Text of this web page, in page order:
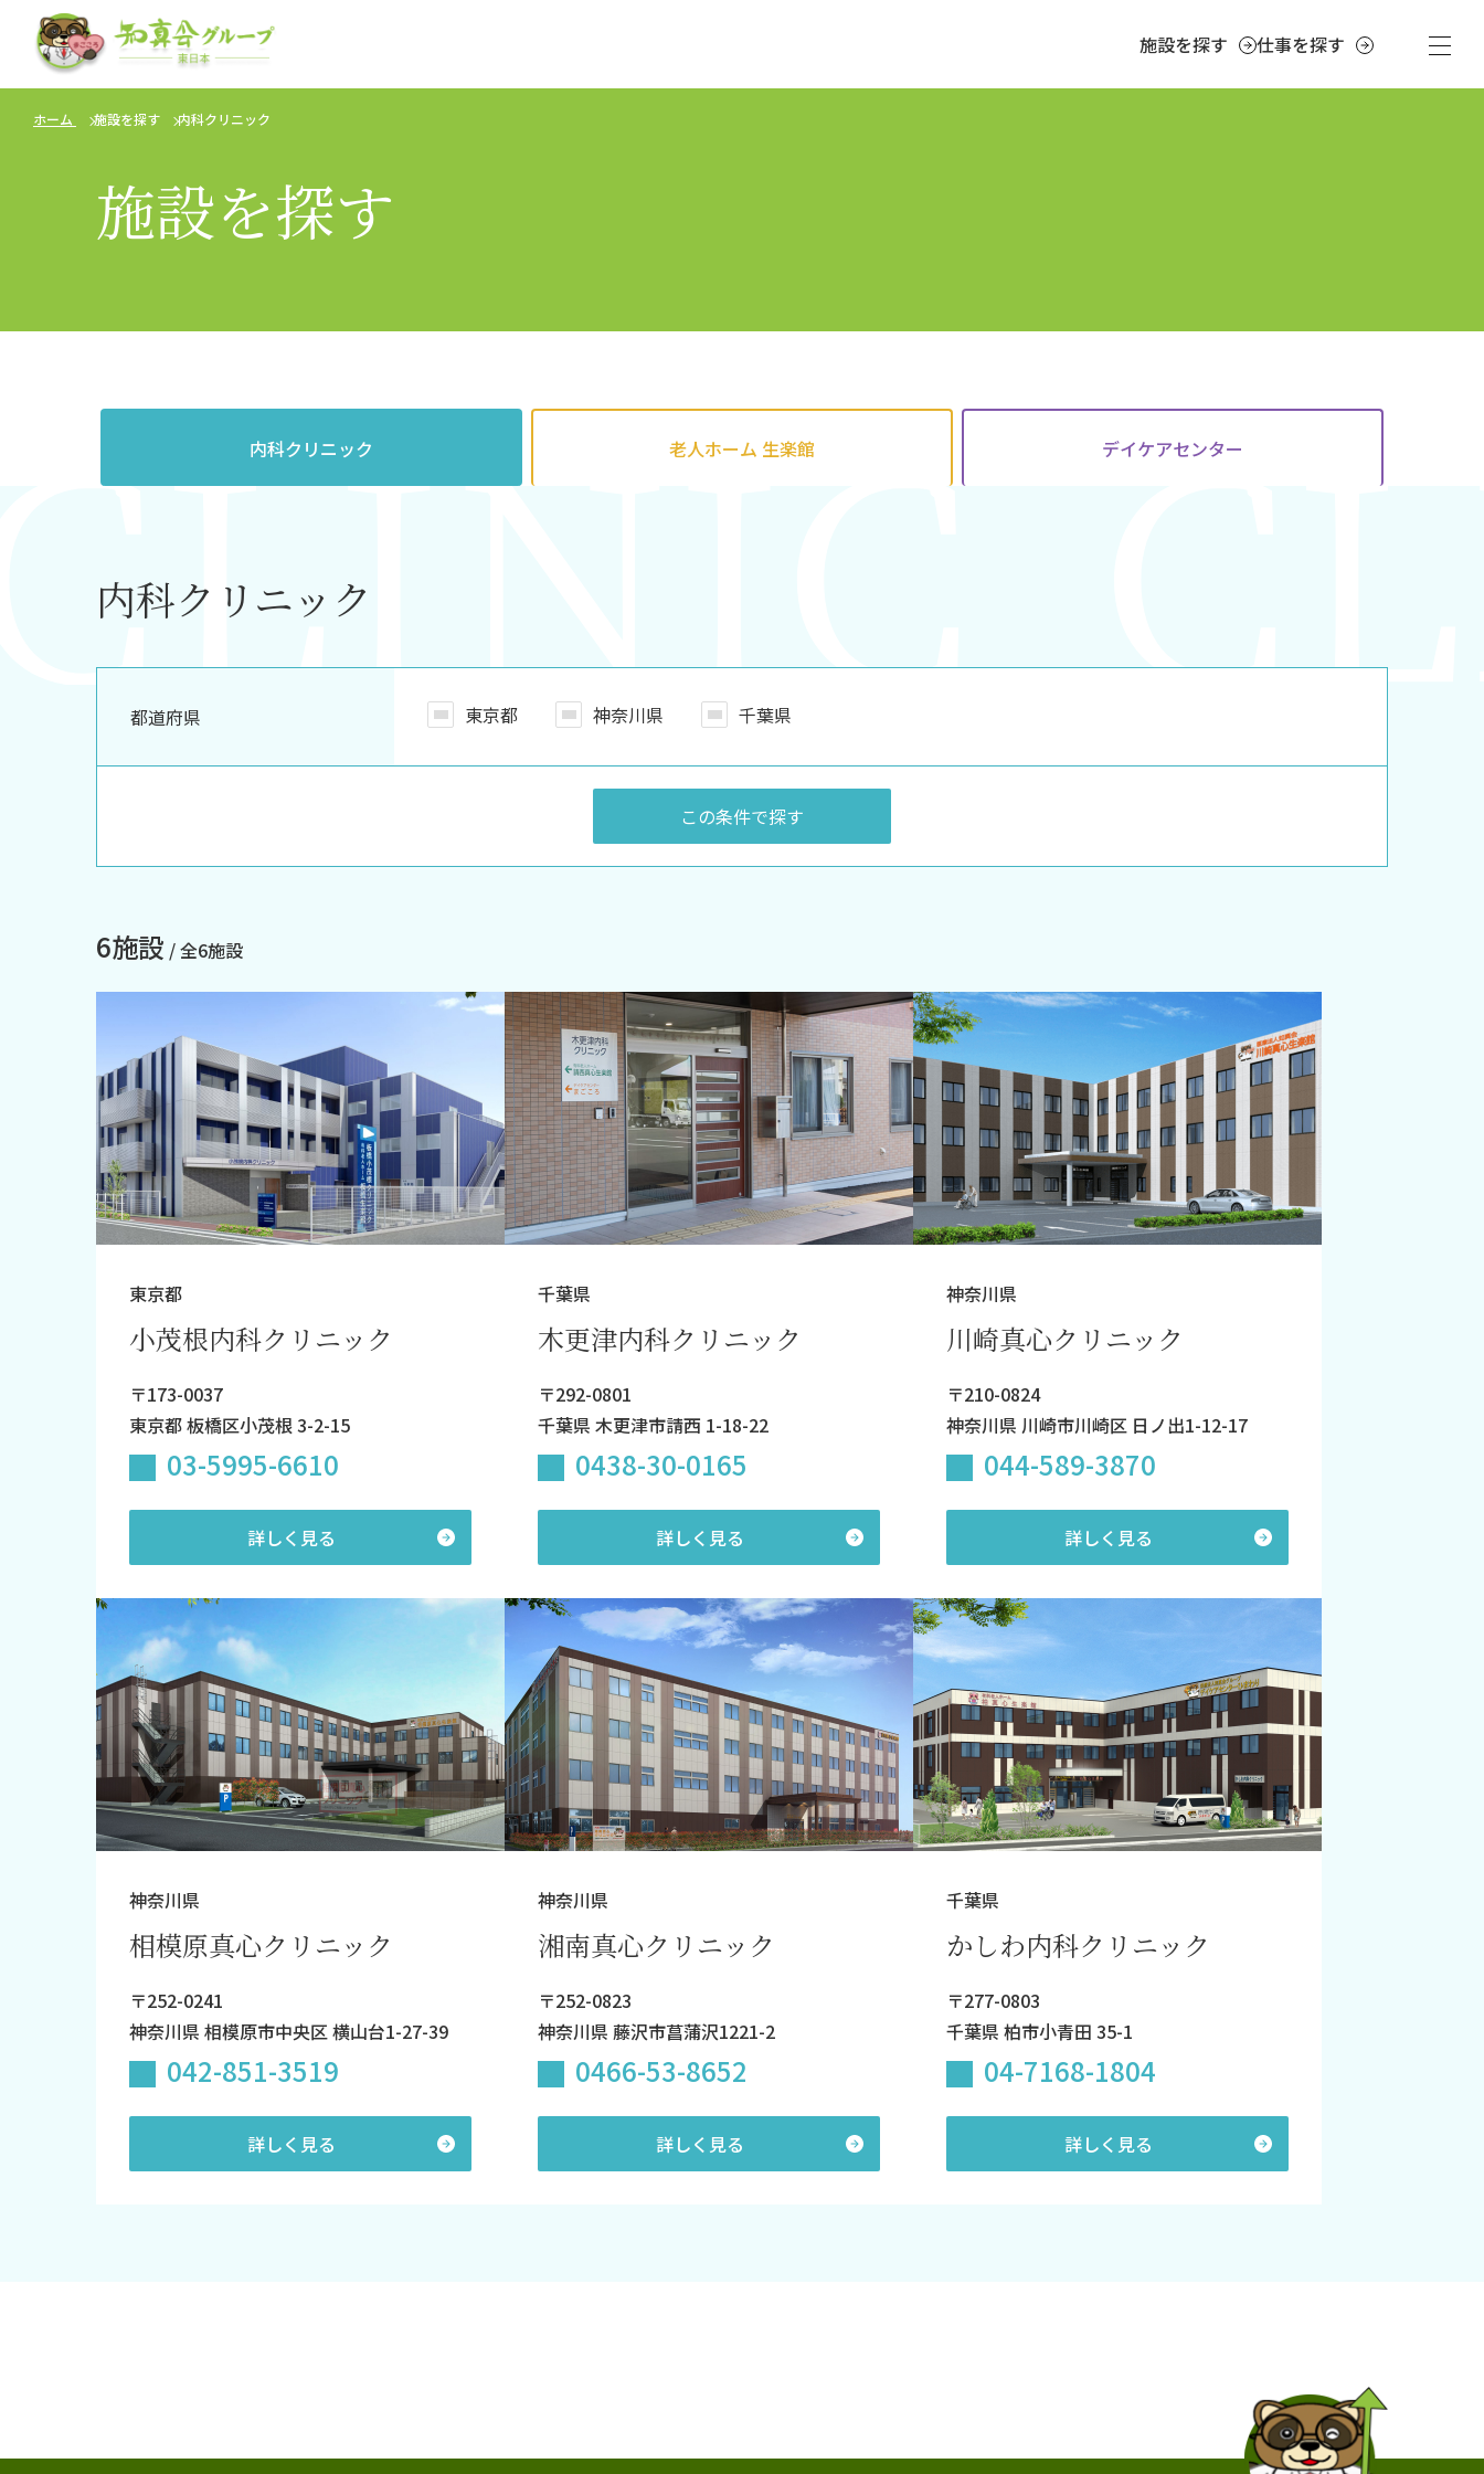
施設を探す 仕事を探す
ホーム 施設を探す 内科クリニック
施設を探す
内科クリニック 老人ホーム 生楽館 デイケアセンター
内科クリニック
都道府県 東京都 神奈川県 千葉県
6施設 / 全6施設
東京都
小茂根内科クリニック
〒173-0037
東京都 板橋区小茂根 3-2-15
03-5995-6610
詳しく見る
千葉県
木更津内科クリニック
〒292-0801
千葉県 木更津市請西 1-18-22
0438-30-0165
詳しく見る
神奈川県
川崎真心クリニック
〒210-0824
神奈川県 川崎市川崎区 日ノ出1-12-17
044-589-3870
詳しく見る
神奈川県
相模原真心クリニック
〒252-0241
神奈川県 相模原市中央区 横山台1-27-39
042-851-3519
詳しく見る
神奈川県
湘南真心クリニック
〒252-0823
神奈川県 藤沢市菖蒲沢1221-2
0466-53-8652
詳しく見る
千葉県
かしわ内科クリニック
〒277-0803
千葉県 柏市小青田 35-1
04-7168-1804
詳しく見る